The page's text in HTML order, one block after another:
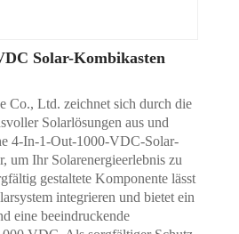
Solar-Kombikasten
Co., Ltd. zeichnet sich durch die
Solarlösungen aus und
4-In-1-Out-1000-VDC-Solar-
um Ihr Solarenergieerlebnis zu
gestaltete Komponente lässt
integrieren und bietet ein
eine beeindruckende